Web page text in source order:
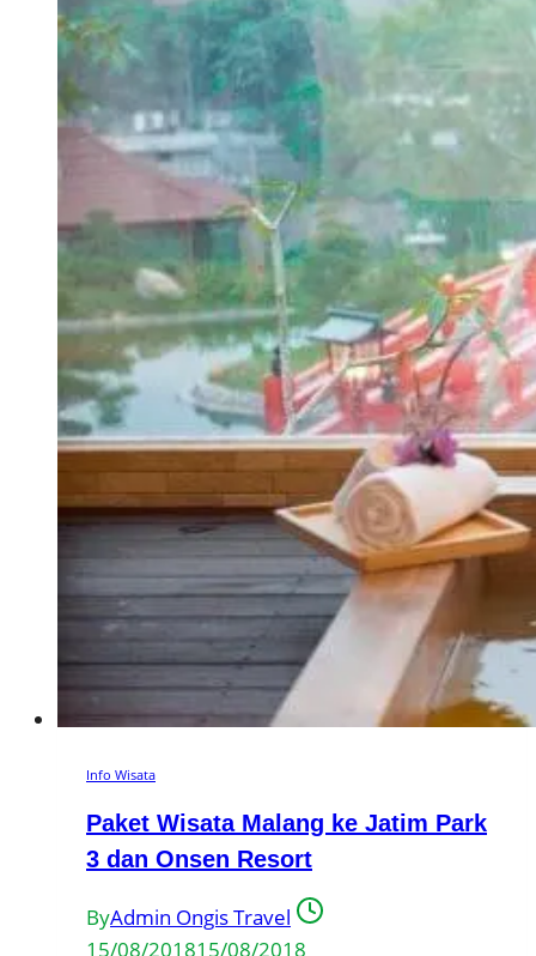
Info Wisata
Paket Wisata Malang ke Jatim Park
3 dan Onsen Resort
ByAdmin Ongis Travel
15/08/201815/08/2018